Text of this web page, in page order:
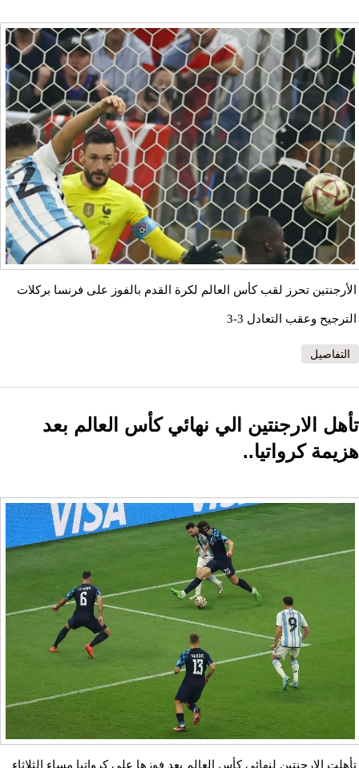
الأرجنتين تحرز لقب كأس العالم لكرة القدم بالفوز على فرنسا بركلات
الترجيح وعقب التعادل 3-3
التفاصيل
تأهل الارجنتين الي نهائي كأس العالم بعد
هزيمة كرواتيا..
تأهلت الارجنتين لنهائي كأس العالم بعد فوزها على كرواتيا مساء الثلاثاء